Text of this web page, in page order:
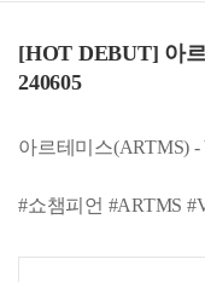
[HOT DEBUT] 아
240605
아르테미스(ARTMS) -
#쇼챔피언 #ARTMS